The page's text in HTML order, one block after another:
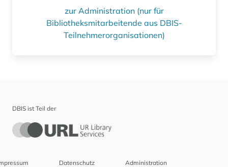
zur Administration (nur für
Bibliotheksmitarbeitende aus DBIS-
Teilnehmerorganisationen)
DBIS ist Teil der
Datenschutz Administration